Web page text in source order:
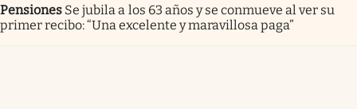
Pensiones Se jubila a los 63 años y se conmueve al ver su
primer recibo: “Una excelente y maravillosa paga”